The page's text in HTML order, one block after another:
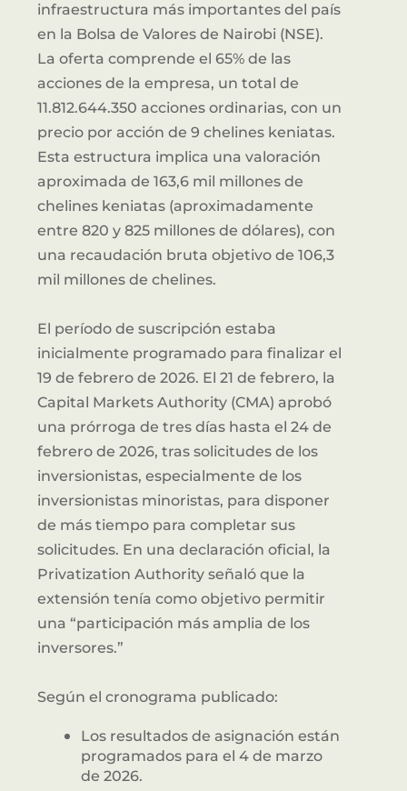
infraestructura más importantes del país
en la Bolsa de Valores de Nairobi (NSE).
La oferta comprende el 65% de las
acciones de la empresa, un total de
11.812.644.350 acciones ordinarias, con un
precio por acción de 9 chelines keniatas.
Esta estructura implica una valoración
aproximada de 163,6 mil millones de
chelines keniatas (aproximadamente
entre 820 y 825 millones de dólares), con
una recaudación bruta objetivo de 106,3
mil millones de chelines.
El período de suscripción estaba
inicialmente programado para finalizar el
19 de febrero de 2026. El 21 de febrero, la
Capital Markets Authority (CMA) aprobó
una prórroga de tres días hasta el 24 de
febrero de 2026, tras solicitudes de los
inversionistas, especialmente de los
inversionistas minoristas, para disponer
de más tiempo para completar sus
solicitudes. En una declaración oficial, la
Privatization Authority señaló que la
extensión tenía como objetivo permitir
una “participación más amplia de los
inversores.”
Según el cronograma publicado:
Los resultados de asignación están
programados para el 4 de marzo
de 2026.